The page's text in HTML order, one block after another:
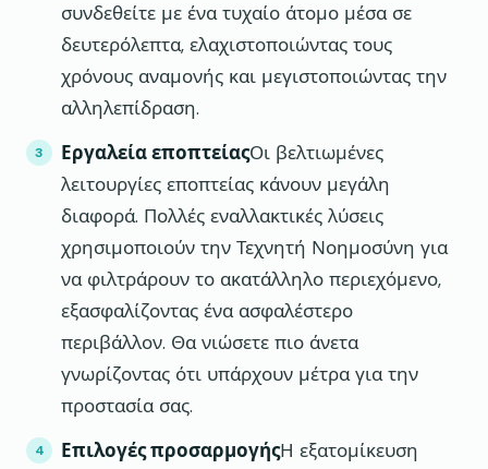
συνδεθείτε με ένα τυχαίο άτομο μέσα σε
δευτερόλεπτα, ελαχιστοποιώντας τους
χρόνους αναμονής και μεγιστοποιώντας την
αλληλεπίδραση.
Εργαλεία εποπτείαςΟι βελτιωμένες
λειτουργίες εποπτείας κάνουν μεγάλη
διαφορά. Πολλές εναλλακτικές λύσεις
χρησιμοποιούν την Τεχνητή Νοημοσύνη για
να φιλτράρουν το ακατάλληλο περιεχόμενο,
εξασφαλίζοντας ένα ασφαλέστερο
περιβάλλον. Θα νιώσετε πιο άνετα
γνωρίζοντας ότι υπάρχουν μέτρα για την
προστασία σας.
Επιλογές προσαρμογήςΗ εξατομίκευση